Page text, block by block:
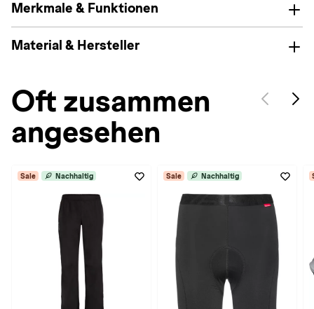
Merkmale & Funktionen
Material & Hersteller
Oft zusammen
angesehen
Sale Nachhaltig Sale Nachhaltig